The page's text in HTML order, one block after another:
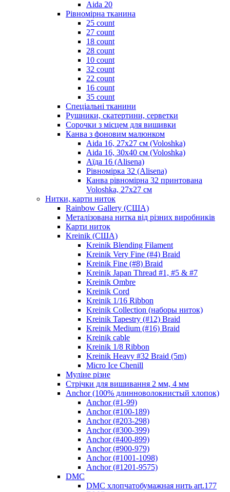
Aida 20
Рівномірна тканина
25 count
27 count
18 count
28 count
10 count
32 count
22 count
16 count
35 count
Спеціальні тканини
Рушники, скатертини, серветки
Сорочки з місцем для вишивки
Канва з фоновим малюнком
Aida 16, 27х27 см (Voloshka)
Aida 16, 30х40 см (Voloshka)
Аїда 16 (Alisena)
Рівномірка 32 (Alisena)
Канва рівномірна 32 принтована
Voloshka, 27х27 см
Нитки, карти ниток
Rainbow Gallery (США)
Металізована нитка від різних виробників
Карти ниток
Kreinik (США)
Kreinik Blending Filament
Kreinik Very Fine (#4) Braid
Kreinik Fine (#8) Braid
Kreinik Japan Thread #1, #5 & #7
Kreinik Ombre
Kreinik Cord
Kreinik 1/16 Ribbon
Kreinik Collection (наборы ниток)
Kreinik Tapestry (#12) Braid
Kreinik Medium (#16) Braid
Kreinik cable
Kreinik 1/8 Ribbon
Kreinik Heavy #32 Braid (5m)
Micro Ice Chenill
Муліне різне
Стрічки для вишивання 2 мм, 4 мм
Anchor (100% длинноволокнистый хлопок)
Anchor (#1-99)
Anchor (#100-189)
Anchor (#203-298)
Anchor (#300-399)
Anchor (#400-899)
Anchor (#900-979)
Anchor (#1001-1098)
Anchor (#1201-9575)
DMC
DMC хлопчатобумажная нить art.177